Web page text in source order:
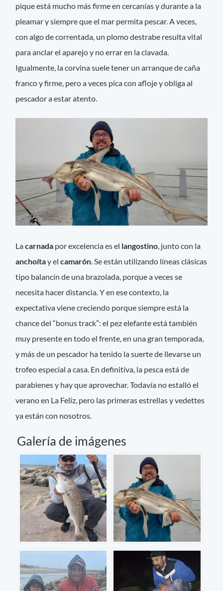
pique está mucho más firme en cercanías y durante a la
pleamar y siempre que el mar permita pescar. A veces,
con algo de correntada, un plomo destrabe resulta vital
para anclar el aparejo y no errar en la clavada.
Igualmente, la corvina suele tener un arranque de caña
franco y firme, pero a veces pica con afloje y obliga al
pescador a estar atento.
Lacarnada por excelencia es el langostino , junto con la
anchoítay elcamarón . Se están utilizando líneas clásicas
tipo balancín de una brazolada, porque a veces se
necesita hacer distancia. Y en ese contexto, la
expectativa viene creciendo porque siempre está la
chance del “bonus track”: el pez elefante está también
muy presente en todo el frente, en una gran temporada,
y más de un pescador ha tenido la suerte de llevarse un
trofeo especial a casa. En definitiva, la pesca está de
parabienes y hay que aprovechar. Todavía no estalló el
verano en La Feliz, pero las primeras estrellas y vedettes
ya están con nosotros.
Galería de imágenes